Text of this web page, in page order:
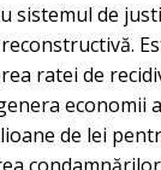
sistemul de
ratei de
economii
de lei